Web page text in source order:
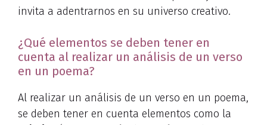
invita a adentrarnos en su universo creativo.
¿Qué elementos se deben tener en
cuenta al realizar un análisis de un verso
en un poema?
Al realizar un análisis de un verso en un poema,
se deben tener en cuenta elementos como la